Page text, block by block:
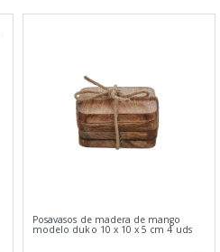
Posavasos de madera de mango
modelo duko 10 x 10 x 5 cm 4 uds